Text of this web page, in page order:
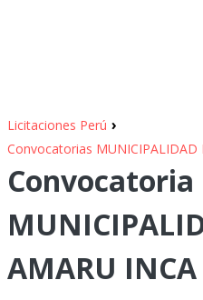
Licitaciones Perú ›
Convocatorias MUNICIPALIDAD
Convocatoria
AMARU